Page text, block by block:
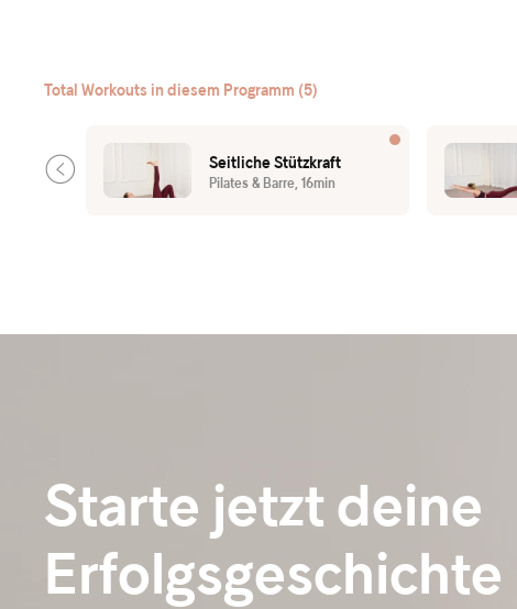
Total Workouts in diesem Programm (5)
Seitliche Stützkraft
Pilates & Barre, 16min
Starte jetzt deine
Erfolgsgeschichte